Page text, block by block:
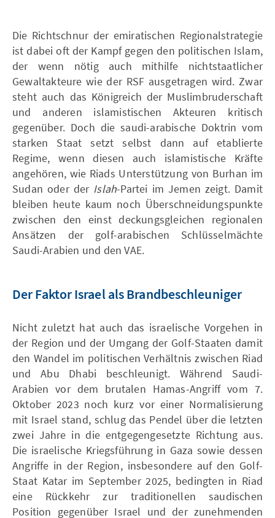
Die Richtschnur der emiratischen Regionalstrategie
ist dabei oft der Kampf gegen den politischen Islam,
der wenn nötig auch mithilfe nichtstaatlicher
Gewaltakteure wie der RSF ausgetragen wird. Zwar
steht auch das Königreich der Muslimbruderschaft
und anderen islamistischen Akteuren kritisch
gegenüber. Doch die saudi-arabische Doktrin vom
starken Staat setzt selbst dann auf etablierte
Regime, wenn diesen auch islamistische Kräfte
angehören, wie Riads Unterstützung von Burhan im
Sudan oder der Islah-Partei im Jemen zeigt. Damit
bleiben heute kaum noch Überschneidungspunkte
zwischen den einst deckungsgleichen regionalen
Ansätzen der golf-arabischen Schlüsselmächte
Saudi-Arabien und den VAE.
Der Faktor Israel als Brandbeschleuniger
Nicht zuletzt hat auch das israelische Vorgehen in
der Region und der Umgang der Golf-Staaten damit
den Wandel im politischen Verhältnis zwischen Riad
und Abu Dhabi beschleunigt. Während Saudi-
Arabien vor dem brutalen Hamas-Angriff vom 7.
Oktober 2023 noch kurz vor einer Normalisierung
mit Israel stand, schlug das Pendel über die letzten
zwei Jahre in die entgegengesetzte Richtung aus.
Die israelische Kriegsführung in Gaza sowie dessen
Angriffe in der Region, insbesondere auf den Golf-
Staat Katar im September 2025, bedingten in Riad
eine Rückkehr zur traditionellen saudischen
Position gegenüber Israel und der zunehmenden